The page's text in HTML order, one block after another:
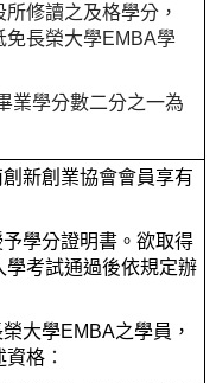
修讀之及格學分，
免長榮大學EMBA學
業學分數二分之一為
新創業協會會員享有
學分證明書。欲取得
學考試通過後依規定辦
大學EMBA之學員，
資格 ：